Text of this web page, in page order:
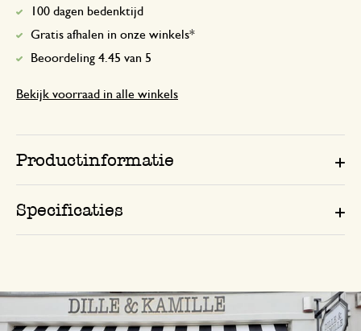
100 dagen bedenktijd
Gratis afhalen in onze winkels*
Beoordeling 4.45 van 5
Bekijk voorraad in alle winkels
Productinformatie
Specificaties